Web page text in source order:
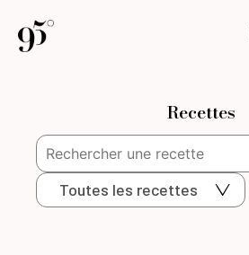
Recettes
Toutes les recettes